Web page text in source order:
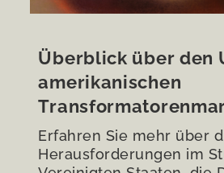
Überblick über den
amerikanischen
Erfahren Sie mehr über
Herausforderungen im